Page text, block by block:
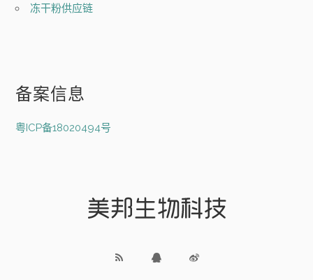
冻干粉供应链
备案信息
粤ICP备18020494号